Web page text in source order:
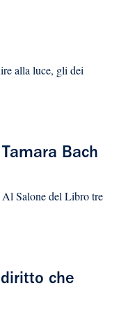
alla luce, gli dei
Bach
Salone del Libro tre
che